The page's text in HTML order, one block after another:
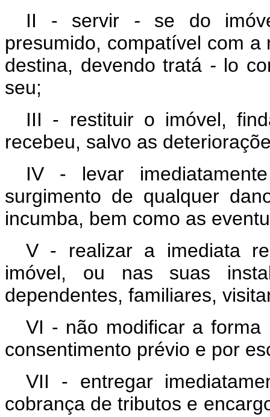
II - servir - se do
presumido, compatível com
destina, devendo tratá - lo
seu;
III - restituir o imóvel,
recebeu, salvo as
IV - levar
surgimento de qualquer
incumba, bem como as
V - realizar a imediata
imóvel, ou nas suas
dependentes, familiares,
VI - não modificar a
consentimento prévio e por
VII - entregar
cobrança de tributos e